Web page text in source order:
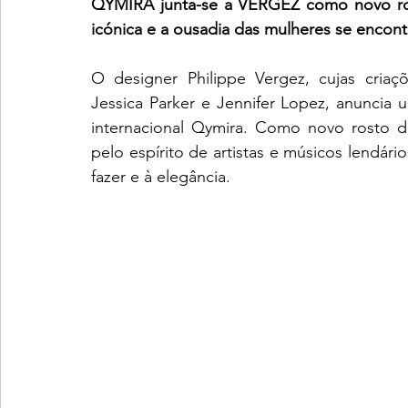
QYMIRA junta-se a VERGEZ como novo
icónica e a ousadia das mulheres se
O designer Philippe Vergez, cujas
Jessica Parker e Jennifer Lopez, anuncia
internacional Qymira. Como novo rosto
pelo espírito de artistas e músicos
fazer e à elegância.